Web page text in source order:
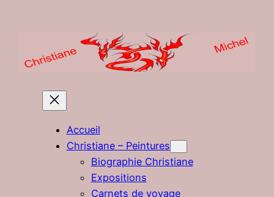
Accueil
Christiane – Peintures
Biographie Christiane
Expositions
Carnets de voyage